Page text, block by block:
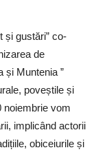
și gustări” co-
de
și Muntenia ”
poveștile și
noiembrie vom
implicând actorii
obiceiurile și